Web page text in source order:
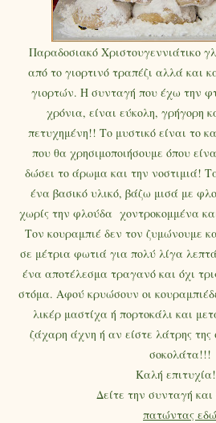
Παραδοσιακό Χριστουγεννιάτικο
από το γιορτινό τραπέζι αλλά και
γιορτών. Η συνταγή που έχω την
χρόνια, είναι εύκολη, γρήγορη
πετυχημένη!! Το μυστικό είναι το
που θα χρησιμοποιήσουμε όπου
δώσει το άρωμα και την νοστιμιά!
ένα βασικό υλικό, βάζω μισά με
χωρίς την φλούδα χοντροκομμένα
Τον κουραμπιέ δεν τον ζυμώνουμε
σε μέτρια φωτιά για πολύ λίγα
ένα αποτέλεσμα τραγανό και όχι
στόμα. Αφού κρυώσουν οι
λικέρ μαστίχα ή πορτοκάλι και
ζάχαρη άχνη ή αν είστε λάτρης
σοκολάτα!!!
Καλή
Δείτε την συνταγή και
πατώντας εδώ